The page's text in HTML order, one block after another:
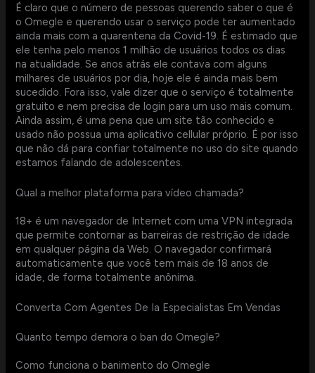
É claro que o número de pessoas querendo saber o que é
o Omegle e querendo usar o serviço pode ter aumentado
ainda mais com a quarentena da Covid-19. É estimado que
ele tenha pelo menos 1 milhão de usuários todos os dias
na atualidade. Se anos atrás ele contava com alguns
milhares de usuários por dia, hoje ele é ainda mais bem
sucedido. Fora isso, vale dizer que o serviço é totalmente
gratuito e nem precisa de login para um uso mais comum.
Ainda assim, é uma pena que um site tão conhecido e
usado não possua uma aplicativo cellular próprio. É por isso
que não dá para confiar totalmente no uso do site quando
estamos falando de adolescentes.
Qual a melhor plataforma para vídeo chamada?
18+ é um navegador de Internet com uma VPN integrada
que permite contornar as barreiras de restrição de idade
em qualquer página da Web. O navegador confirmará
automaticamente que você tem mais de 18 anos de
idade, de forma totalmente anônima.
Converta Com Agentes De Ia Especialistas Em Vendas
Quanto tempo demora o ban do Omegle?
Como funciona o banimento do Omegle